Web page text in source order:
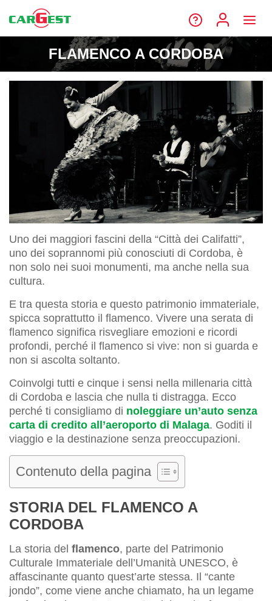
FLAMENCO A CORDOBA
Uno dei maggiori fascini della “Città dei Califatti”,
uno dei soprannomi più conosciuti di Cordoba, è
non solo nei suoi monumenti, ma anche nella sua
cultura.
E tra questa storia e questo patrimonio immateriale,
spicca soprattutto il flamenco. Vivere una serata di
flamenco significa risvegliare emozioni e ricordi
profondi, perché il flamenco si vive: non si guarda e
non si ascolta soltanto.
Coinvolgi tutti e cinque i sensi nella millenaria città
di Cordoba e lascia che nulla ti distragga. Ecco
perché ti consigliamo di noleggiare un’auto senza
carta di credito all’aeroporto di Malaga. Goditi il
viaggio e la destinazione senza preoccupazioni.
Contenuto della pagina
STORIA DEL FLAMENCO A
CORDOBA
La storia del flamenco, parte del Patrimonio
Culturale Immateriale dell’Umanità UNESCO, è
affascinante quanto quest’arte stessa. Il “cante
jondo”, come viene anche chiamato, ha un legame